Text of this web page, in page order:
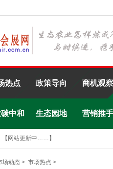
热点 政策导向 商机观察
中和 生态园地 营销推手
【网站更新中……】
场动态 > 市场热点 >